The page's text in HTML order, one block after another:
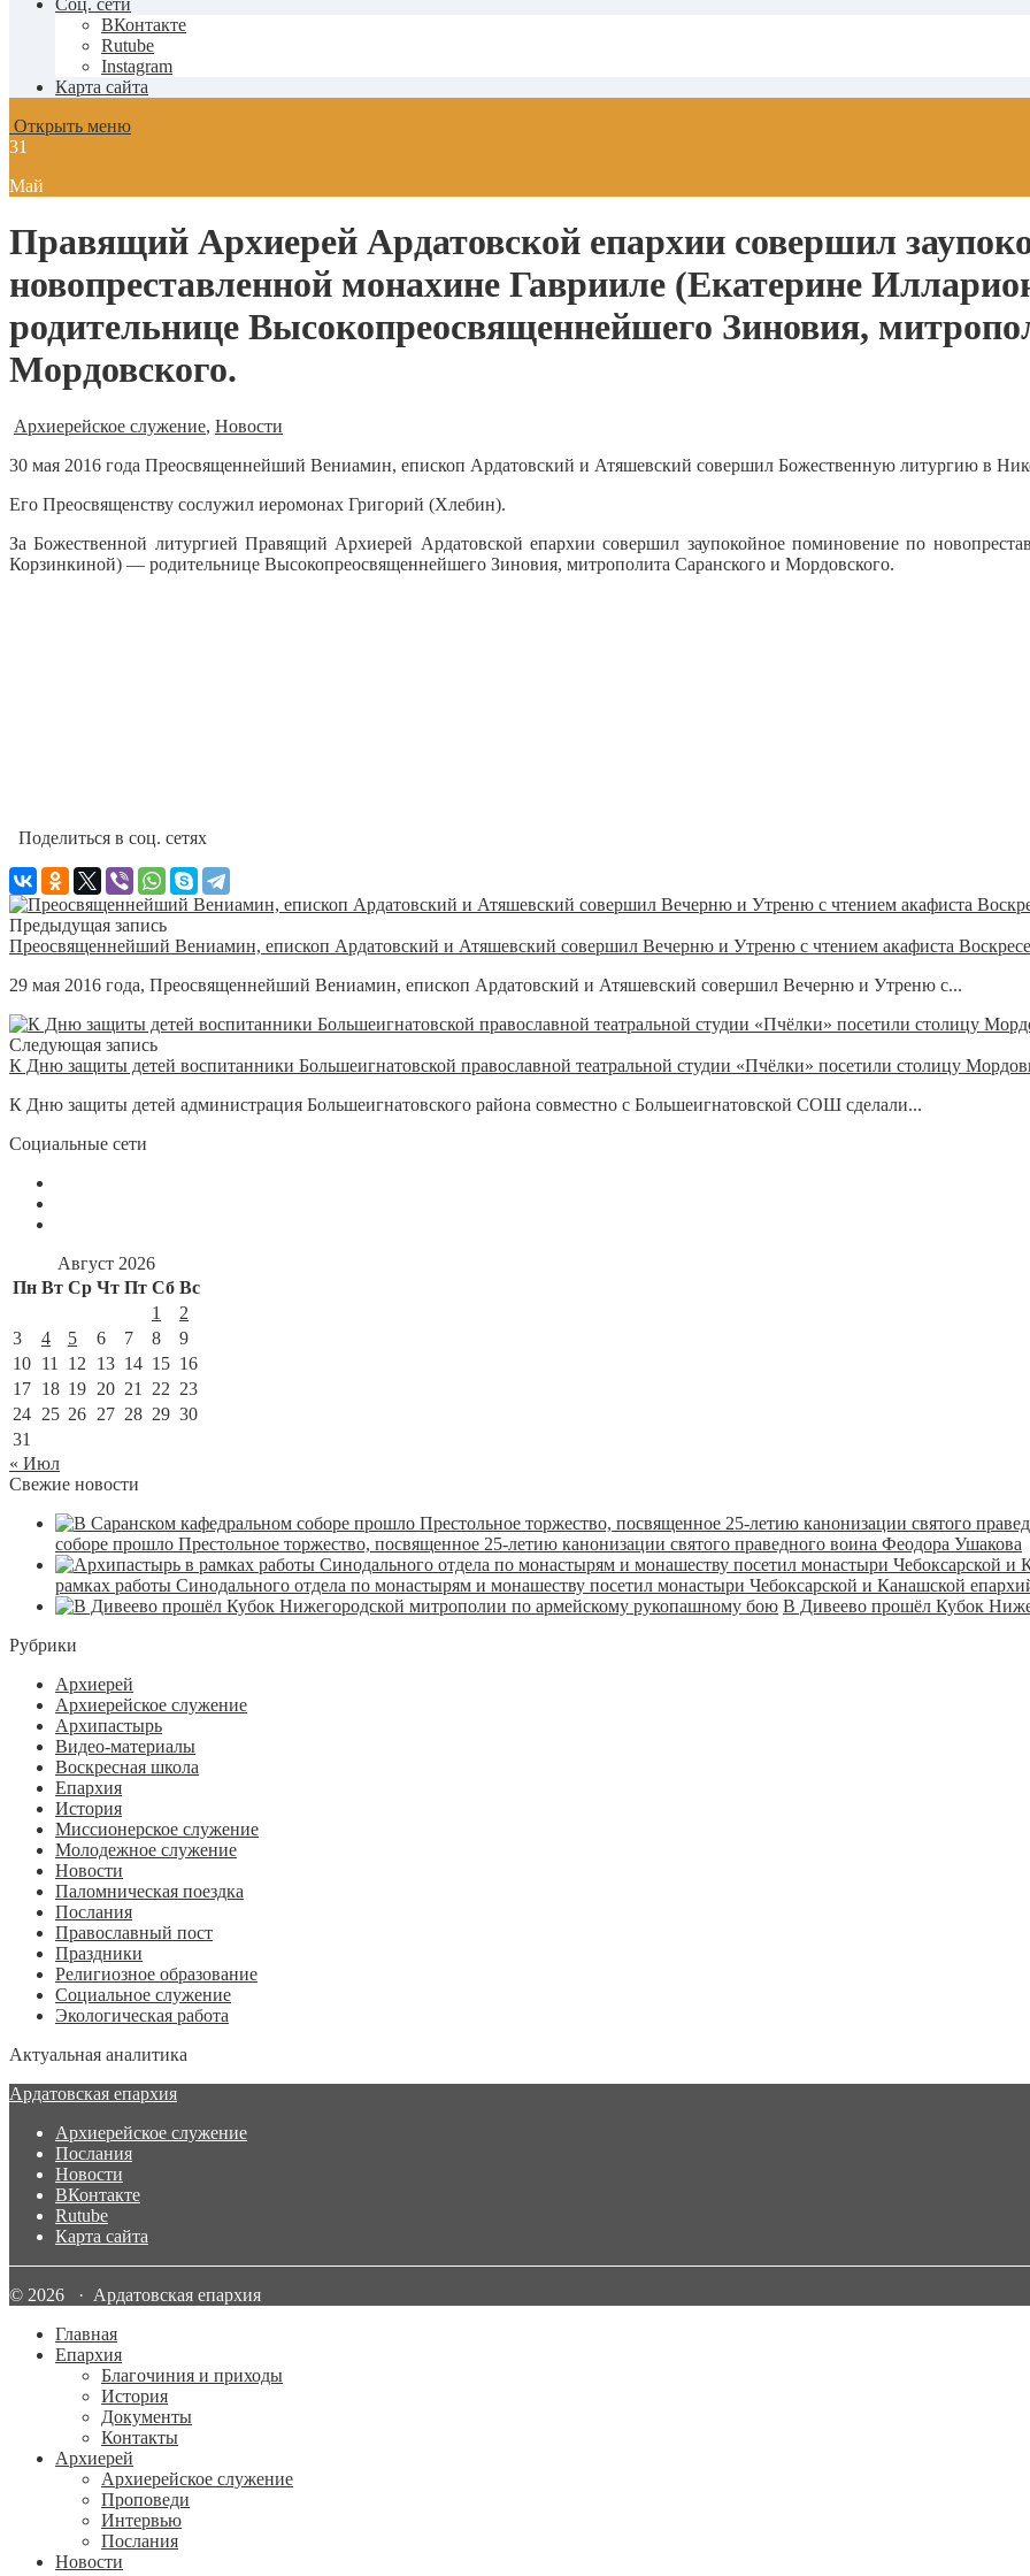
Соц. сети
ВКонтакте
Rutube
Instagram
Карта сайта
Открыть меню
31
Май
Правящий Архиерей Ардатовской епархии совершил
новопреставленной монахине Гаврииле (Екатерине
родительнице Высокопреосвященнейшего Зиновия,
Мордовского.
Архиерейское служение, Новости
30 мая 2016 года Преосвященнейший Вениамин, епископ Ардатовский и Атяшевский совершил Божественную литургию в
Его Преосвященству сослужил иеромонах Григорий (Хлебин).
За Божественной литургией Правящий Архиерей Ардатовской епархии совершил заупокойное поминовение по
Корзинкиной) — родительнице Высокопреосвященнейшего Зиновия, митрополита Саранского и Мордовского.
Поделиться в соц. сетях
Предыдущая запись
Преосвященнейший Вениамин, епископ Ардатовский и Атяшевский совершил Вечерню и Утреню с чтением акафиста
29 мая 2016 года, Преосвященнейший Вениамин, епископ Ардатовский и Атяшевский совершил Вечерню и Утреню с...
Следующая запись
К Дню защиты детей воспитанники Большеигнатовской православной театральной студии «Пчёлки» посетили столицу
К Дню защиты детей администрация Большеигнатовского района совместно с Большеигнатовской СОШ сделали...
Социальные сети
Август 2026
Пн Вт Ср Чт Пт Сб Вс
1
2
3
4 5 6 7 8
9
10 11 12 13 14 15 16
17 18 19 20 21 22 23
24 25 26 27 28 29 30
31
« Июл
Свежие новости
соборе прошло Престольное торжество, посвященное 25-летию канонизации святого праведного воина Феодора Ушакова
рамках работы Синодального отдела по монастырям и монашеству посетил монастыри Чебоксарской и Канашской
В Дивеево прошёл Кубок
Рубрики
Архиерей
Архиерейское служение
Архипастырь
Видео-материалы
Воскресная школа
Епархия
История
Миссионерское служение
Молодежное служение
Новости
Паломническая поездка
Послания
Православный пост
Праздники
Религиозное образование
Социальное служение
Экологическая работа
Актуальная аналитика
Ардатовская епархия
Архиерейское служение
Послания
Новости
ВКонтакте
Rutube
Карта сайта
© 2026 · Ардатовская епархия
Главная
Епархия
Благочиния и приходы
История
Документы
Контакты
Архиерей
Архиерейское служение
Проповеди
Интервью
Послания
Новости